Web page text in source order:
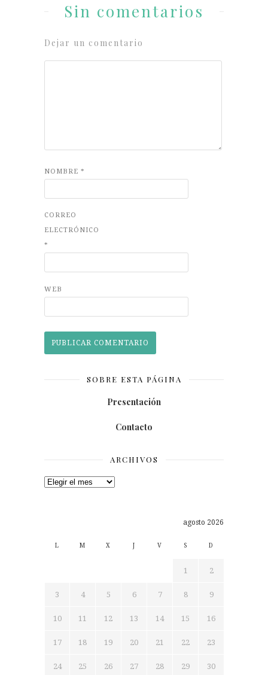
Sin comentarios
Dejar un comentario
NOMBRE *
CORREO
ELECTRÓNICO
*
WEB
SOBRE ESTA PÁGINA
Presentación
Contacto
ARCHIVOS
Archivos
agosto 2026
L M X J V S D
1 2
3 4 5 6 7 8 9
10 11 12 13 14 15 16
17 18 19 20 21 22 23
24 25 26 27 28 29 30